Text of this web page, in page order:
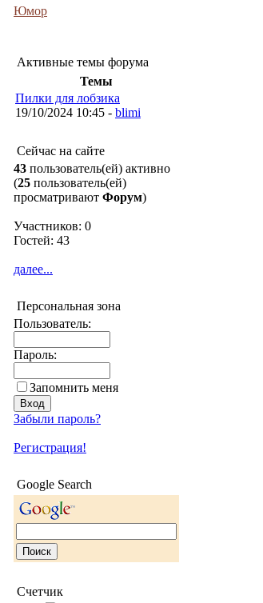
Юмор
Активные темы форума
Темы
Пилки для лобзика
19/10/2024 10:45 - blimi
Сейчас на сайте
43 пользователь(ей) активно
(25 пользователь(ей)
просматривают Форум)
Участников: 0
Гостей: 43
далее...
Персональная зона
Пользователь:
Пароль:
Запомнить меня
Забыли пароль?
Регистрация!
Google Search
Счетчик